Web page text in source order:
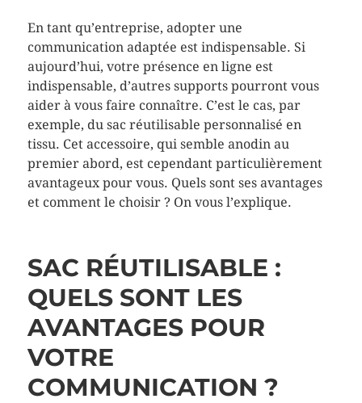
En tant qu’entreprise, adopter une
communication adaptée est indispensable. Si
aujourd’hui, votre présence en ligne est
indispensable, d’autres supports pourront vous
aider à vous faire connaître. C’est le cas, par
exemple, du sac réutilisable personnalisé en
tissu. Cet accessoire, qui semble anodin au
premier abord, est cependant particulièrement
avantageux pour vous. Quels sont ses avantages
et comment le choisir ? On vous l’explique.
SAC RÉUTILISABLE :
QUELS SONT LES
AVANTAGES POUR
VOTRE
COMMUNICATION ?